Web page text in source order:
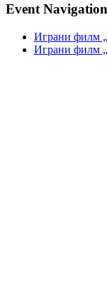
Event Navigation
Играни филм
Играни филм